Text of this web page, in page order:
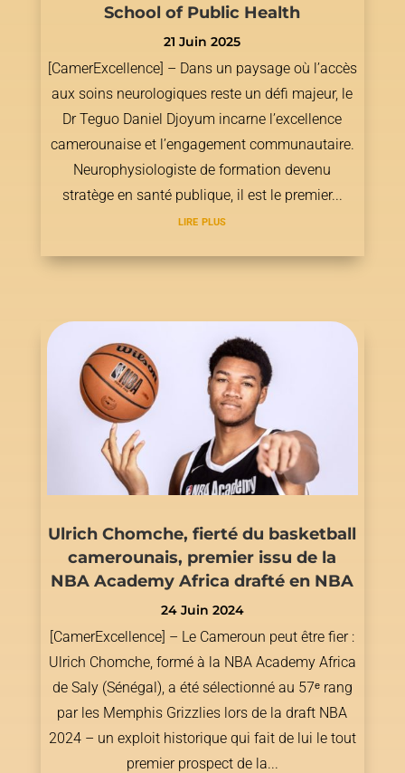
School of Public Health
21 Juin 2025
[CamerExcellence] – Dans un paysage où l’accès
aux soins neurologiques reste un défi majeur, le
Dr Teguo Daniel Djoyum incarne l’excellence
camerounaise et l’engagement communautaire.
Neurophysiologiste de formation devenu
stratège en santé publique, il est le premier...
lire plus
Ulrich Chomche, fierté du basketball
camerounais, premier issu de la
NBA Academy Africa drafté en NBA
24 Juin 2024
[CamerExcellence] – Le Cameroun peut être fier :
Ulrich Chomche, formé à la NBA Academy Africa
de Saly (Sénégal), a été sélectionné au 57ᵉ rang
par les Memphis Grizzlies lors de la draft NBA
2024 – un exploit historique qui fait de lui le tout
premier prospect de la...